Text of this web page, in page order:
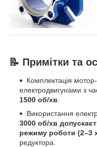
📝 Примітки та
Комплектація мотор-
електродвигунами з
1500 об/хв
Використання
3000 об/хв
режиму роботи (2–3
редуктора.